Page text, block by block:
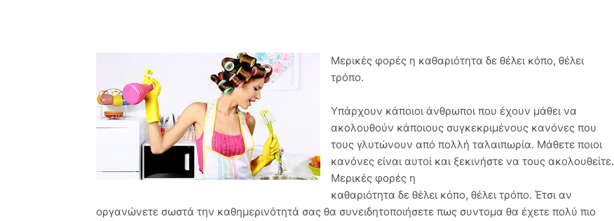
Μερικές φορές η καθαριότητα δε θέλει κόπο, θέλει
τρόπο.
Υπάρχουν κάποιοι άνθρωποι που έχουν μάθει να
ακολουθούν κάποιους συγκεκριμένους κανόνες που
τους γλυτώνουν από πολλή ταλαιπωρία. Μάθετε ποιοι
κανόνες είναι αυτοί και ξεκινήστε να τους ακολουθείτε.
Μερικές φορές η
καθαριότητα δε θέλει κόπο, θέλει τρόπο. Έτσι αν
οργανώνετε σωστά την καθημερινότητά σας θα συνειδητοποιήσετε πως συντομα θα έχετε πολύ πιο